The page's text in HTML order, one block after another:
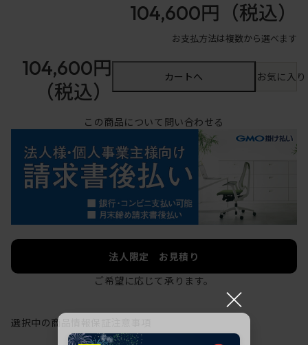
104,600円 （税込）
お支払方法は複数から選べます
104,600円
（税込）
カートへ お気に入
この商品について問い合わせる
法人限定 お見積り
ご希望に応じて承ります。
選択中の商品情報
×